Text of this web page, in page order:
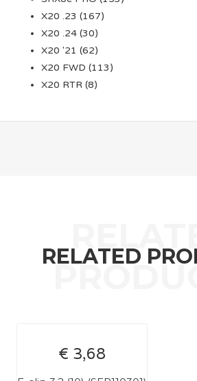
X20 .23 (167)
X20 .24 (30)
X20 '21 (62)
X20 FWD (113)
X20 RTR (8)
RELATED
€ 3,68